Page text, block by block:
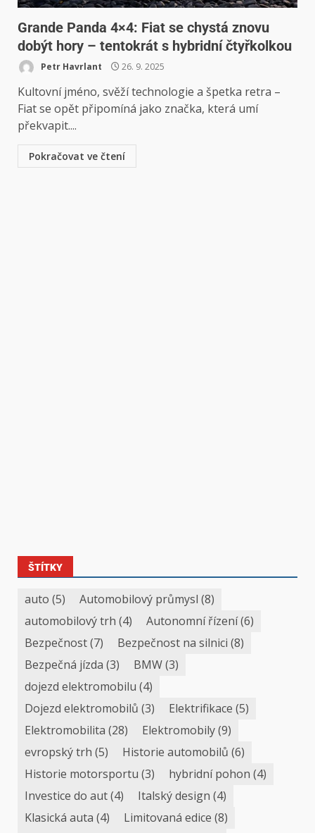
Grande Panda 4×4: Fiat se chystá znovu
dobýt hory – tentokrát s hybridní čtyřkolkou
Petr Havrlant 26. 9. 2025
Kultovní jméno, svěží technologie a špetka retra –
Fiat se opět připomíná jako značka, která umí
překvapit....
Pokračovat ve čtení
ŠTÍTKY
auto (5) Automobilový průmysl (8)
automobilový trh (4) Autonomní řízení(6)
Bezpečnost(7) Bezpečnost na silnici (8)
Bezpečná jízda (3) BMW(3)
dojezd elektromobilu (4)
Dojezd elektromobilů (3) Elektrifikace (5)
Elektromobilita (28) Elektromobily(9)
evropský trh (5) Historie automobilů (6)
Historie motorsportu (3) hybridní pohon (4)
Investice do aut(4) Italský design (4)
Klasická auta (4) Limitovaná edice (8)